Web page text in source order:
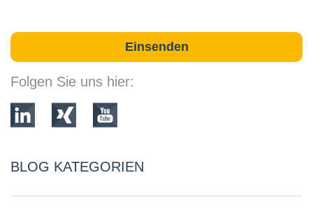
Folgen Sie uns hier:
BLOG KATEGORIEN